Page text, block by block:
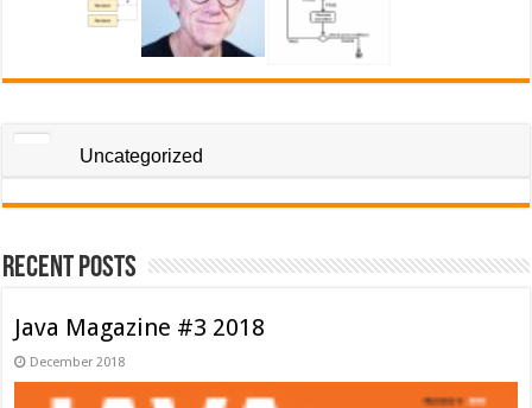
Uncategorized
Recent Posts
Java Magazine #3 2018
December 2018